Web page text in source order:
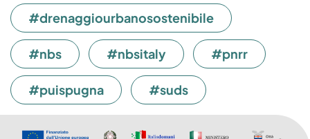
#drenaggiourbanosostenibile
#nbs #nbsitaly #pnrr
#puispugna #suds